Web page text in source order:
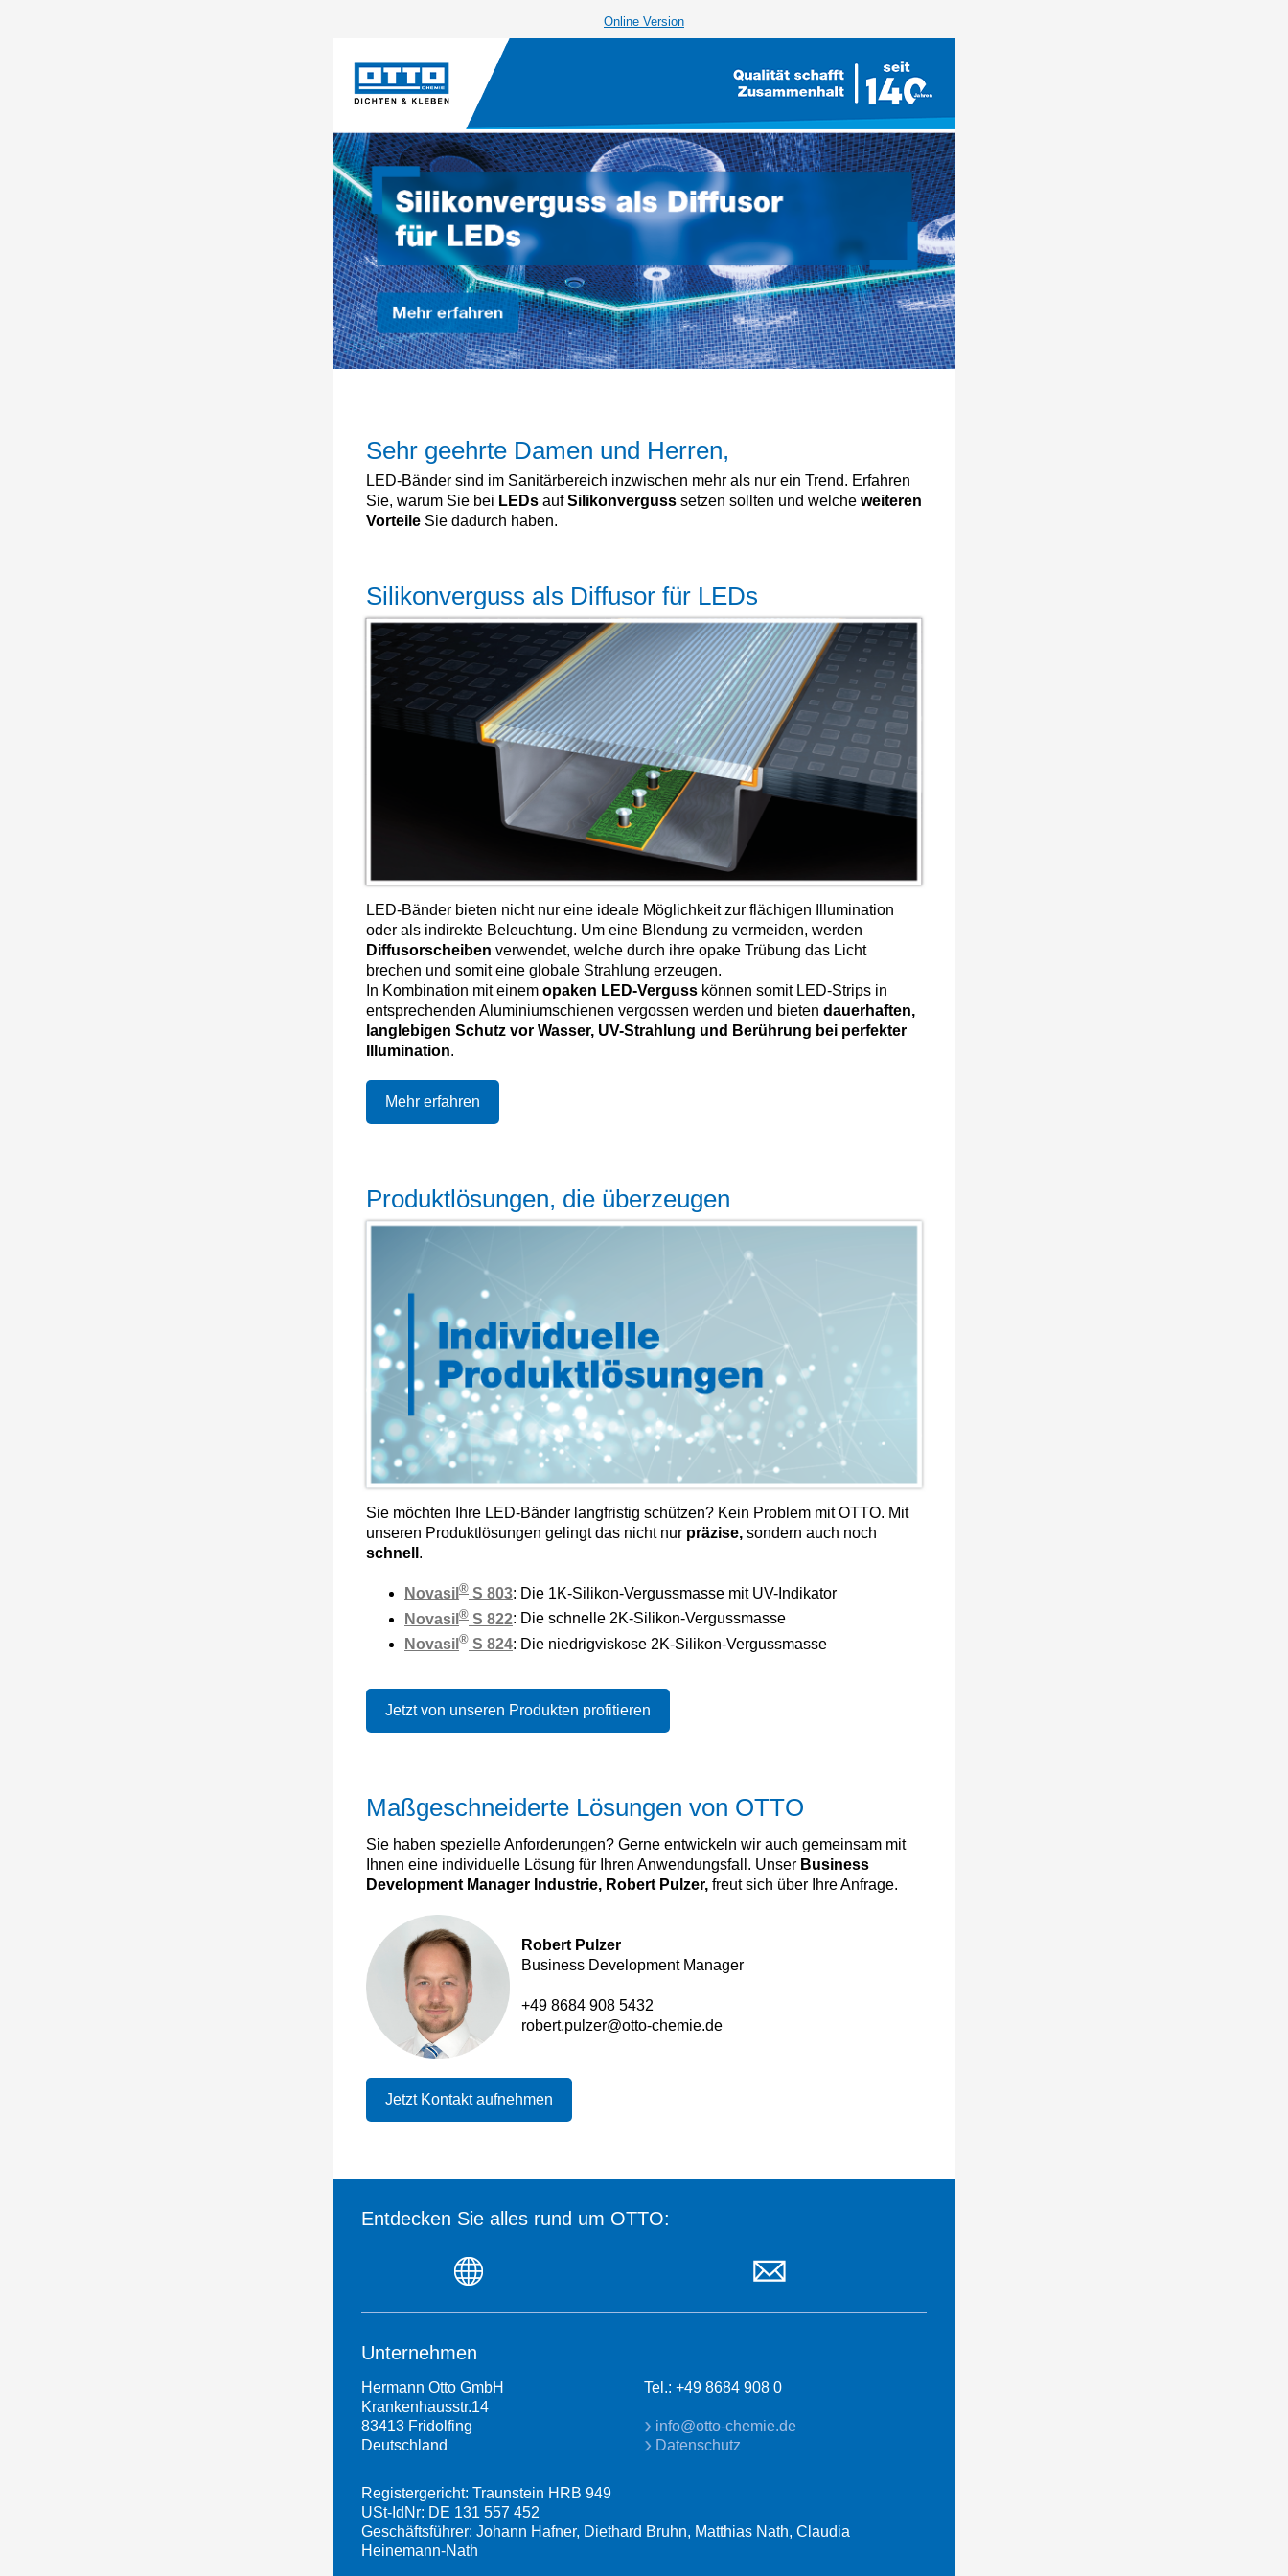
Online Version
Sehr geehrte Damen und Herren,
LED-Bänder sind im Sanitärbereich inzwischen mehr als nur ein Trend. Erfahren
Sie, warum Sie bei LEDs aufSilikonverguss setzen sollten und welche weiteren
Vorteile Sie dadurch haben.
Silikonverguss als Diffusor für LEDs
LED-Bänder bieten nicht nur eine ideale Möglichkeit zur flächigen Illumination
oder als indirekte Beleuchtung. Um eine Blendung zu vermeiden, werden
Diffusorscheiben verwendet, welche durch ihre opake Trübung das Licht
brechen und somit eine globale Strahlung erzeugen.
In Kombination mit einem opaken LED-Verguss können somit LED-Strips in
entsprechenden Aluminiumschienen vergossen werden und bieten dauerhaften,
langlebigen Schutz vor Wasser, UV-Strahlung und Berührung bei perfekter
Illumination.
Mehr erfahren
Produktlösungen, die überzeugen
Sie möchten Ihre LED-Bänder langfristig schützen? Kein Problem mit OTTO. Mit
unseren Produktlösungen gelingt das nicht nur präzise, sondern auch noch
schnell .
Novasil ® S 803: Die 1K-Silikon-Vergussmasse mit UV-Indikator
Novasil ® S 822: Die schnelle 2K-Silikon-Vergussmasse
Novasil ® S 824: Die niedrigviskose 2K-Silikon-Vergussmasse
Jetzt von unseren Produkten profitieren
Maßgeschneiderte Lösungen von OTTO
Sie haben spezielle Anforderungen? Gerne entwickeln wir auch gemeinsam mit
Ihnen eine individuelle Lösung für Ihren Anwendungsfall. Unser Business
Development Manager Industrie, Robert Pulzer, freut sich über Ihre Anfrage.
Robert Pulzer
Business Development Manager
+49 8684 908 5432
robert.pulzer@otto-chemie.de
Jetzt Kontakt aufnehmen
Entdecken Sie alles rund um OTTO:
Unternehmen
Hermann Otto GmbH
Krankenhausstr.14
83413 Fridolfing
Deutschland
Tel.: +49 8684 908 0
info@otto-chemie.de
Datenschutz
Registergericht: Traunstein HRB 949
USt-IdNr: DE 131 557 452
Geschäftsführer: Johann Hafner, Diethard Bruhn, Matthias Nath, Claudia
Heinemann-Nath